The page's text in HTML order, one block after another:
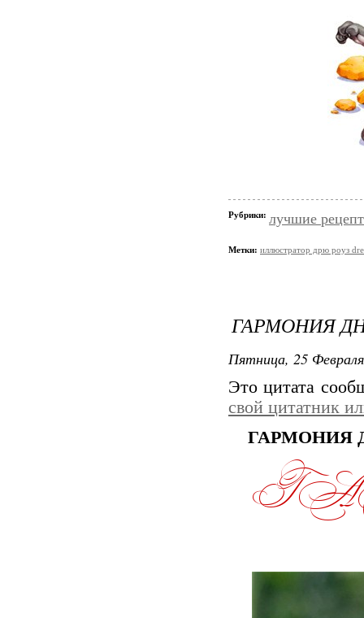
Рубрики: лучшие
Метки: иллюстратор дрю роуз
ГАРМОНИЯ
Пятница, 25
Это цитата
свой цитатник
ГАРМОНИЯ